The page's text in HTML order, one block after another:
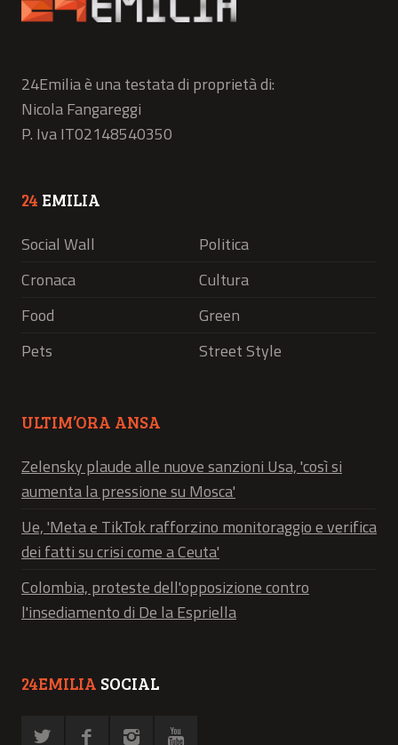
24Emilia è una testata di proprietà di:
Nicola Fangareggi
P. Iva IT02148540350
24 EMILIA
Social Wall
Politica
Cronaca
Cultura
Food
Green
Pets
Street Style
ULTIM’ORA ANSA
Zelensky plaude alle nuove sanzioni Usa, 'così si
aumenta la pressione su Mosca'
Ue, 'Meta e TikTok rafforzino monitoraggio e verifica
dei fatti su crisi come a Ceuta'
Colombia, proteste dell'opposizione contro
l'insediamento di De la Espriella
24EMILIA SOCIAL